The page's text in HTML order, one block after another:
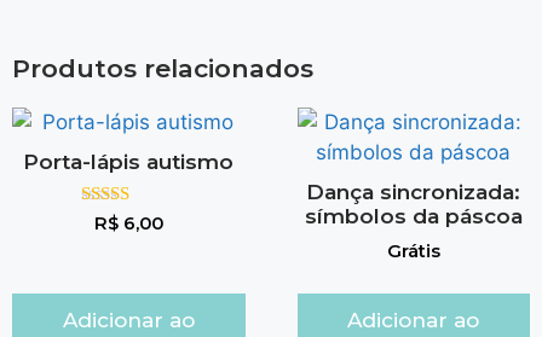
Produtos relacionados
Porta-lápis autismo
Avaliação
5.00
R$6,00
Adicionar ao
Dança sincronizada:
símbolos da páscoa
Grátis
Adicionar ao